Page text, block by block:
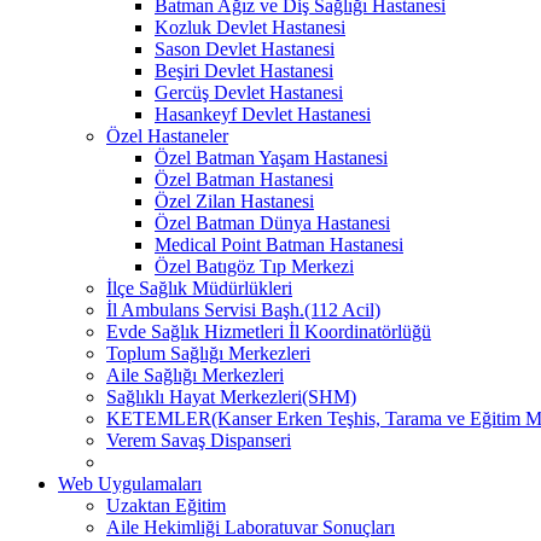
Batman Ağız ve Diş Sağlığı Hastanesi
Kozluk Devlet Hastanesi
Sason Devlet Hastanesi
Beşiri Devlet Hastanesi
Gercüş Devlet Hastanesi
Hasankeyf Devlet Hastanesi
Özel Hastaneler
Özel Batman Yaşam Hastanesi
Özel Batman Hastanesi
Özel Zilan Hastanesi
Özel Batman Dünya Hastanesi
Medical Point Batman Hastanesi
Özel Batıgöz Tıp Merkezi
İlçe Sağlık Müdürlükleri
İl Ambulans Servisi Başh.(112 Acil)
Evde Sağlık Hizmetleri İl Koordinatörlüğü
Toplum Sağlığı Merkezleri
Aile Sağlığı Merkezleri
Sağlıklı Hayat Merkezleri(SHM)
KETEMLER(Kanser Erken Teşhis, Tarama ve Eğitim
Verem Savaş Dispanseri
Web Uygulamaları
Uzaktan Eğitim
Aile Hekimliği Laboratuvar Sonuçları